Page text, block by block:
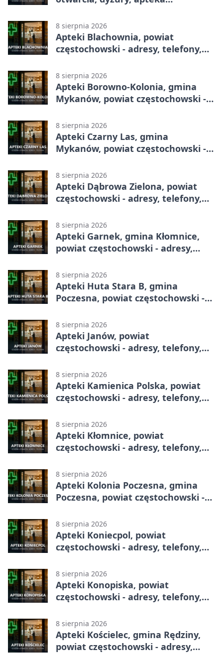
8 sierpnia 2026
Apteki Blachownia, powiat
częstochowski - adresy, telefony,
8 sierpnia 2026
Apteki Borowno-Kolonia, gmina
Mykanów, powiat częstochowski -
8 sierpnia 2026
Apteki Czarny Las, gmina
Mykanów, powiat częstochowski -
8 sierpnia 2026
Apteki Dąbrowa Zielona, powiat
częstochowski - adresy, telefony,
8 sierpnia 2026
Apteki Garnek, gmina Kłomnice,
powiat częstochowski - adresy,
8 sierpnia 2026
Apteki Huta Stara B, gmina
Poczesna, powiat częstochowski -
8 sierpnia 2026
Apteki Janów, powiat
częstochowski - adresy, telefony,
8 sierpnia 2026
Apteki Kamienica Polska, powiat
częstochowski - adresy, telefony,
8 sierpnia 2026
Apteki Kłomnice, powiat
częstochowski - adresy, telefony,
8 sierpnia 2026
Apteki Kolonia Poczesna, gmina
Poczesna, powiat częstochowski -
8 sierpnia 2026
Apteki Koniecpol, powiat
częstochowski - adresy, telefony,
8 sierpnia 2026
Apteki Konopiska, powiat
częstochowski - adresy, telefony,
8 sierpnia 2026
Apteki Kościelec, gmina Rędziny,
powiat częstochowski - adresy,